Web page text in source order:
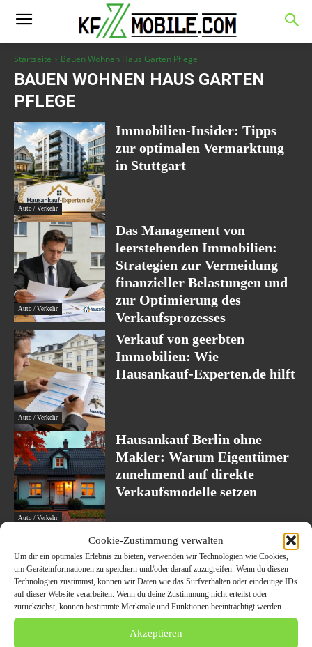
Cookie-Zustimmung verwalten
Um dir ein optimales Erlebnis zu bieten, verwenden wir Technologien wie Cookies,
um Geräteinformationen zu speichern und/oder darauf zuzugreifen. Wenn du diesen
Technologien zustimmst, können wir Daten wie das Surfverhalten oder eindeutige IDs
auf dieser Website verarbeiten. Wenn du deine Zustimmung nicht erteilst oder
zurückziehst, können bestimmte Merkmale und Funktionen beeinträchtigt werden.
Akzeptieren
Startseite Bauen Wohnen Haus Garten Pflege
BAUEN WOHNEN HAUS GARTEN
PFLEGE
Auto / Verkehr
Immobilien-Insider: Tipps
zur optimalen Vermarktung
in Stuttgart
Auto / Verkehr
Das Management von
leerstehenden Immobilien:
Strategien zur Vermeidung
finanzieller Belastungen und
zur Optimierung des
Verkaufsprozesses
Auto / Verkehr
Verkauf von geerbten
Immobilien: Wie
Hausankauf-Experten.de hilft
Auto / Verkehr
Hausankauf Berlin ohne
Makler: Warum Eigentümer
zunehmend auf direkte
Verkaufsmodelle setzen
Auto / Verkehr
Sanierungsstau in
Immobilien: Verkaufschancen
für Berliner Eigentümer
Hausankauf Krefeld: Warum